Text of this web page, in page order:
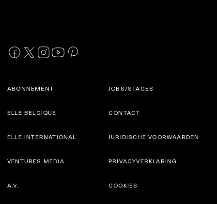
ABONNEMENT
ELLE BELGIQUE
JOBS/STAGES
CONTACT
ELLE INTERNATIONAL
VENTURES MEDIA
JURIDISCHE VOORWAARDEN
PRIVACYVERKLARING
A.V. COOKIES